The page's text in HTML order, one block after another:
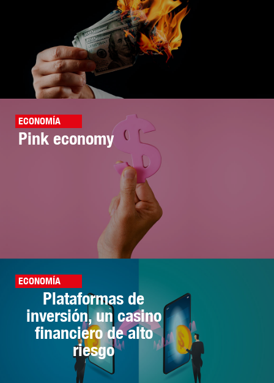
ECONOMÍA
Pink economy
ECONOMÍA
Plataformas de
inversión, un casino
financiero de alto
riesgo